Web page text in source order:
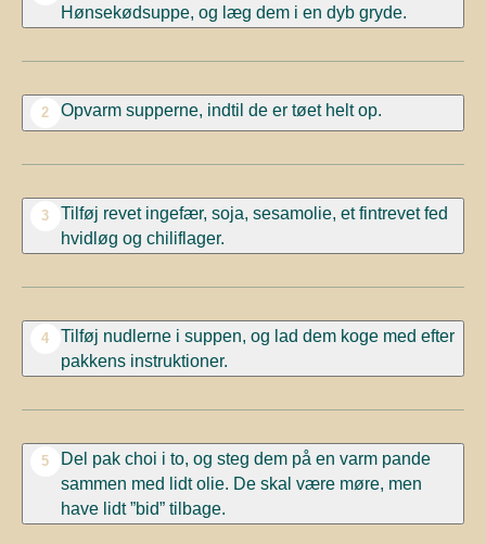
Hønsekødsuppe, og læg dem i en dyb gryde.
2 Opvarm supperne, indtil de er tøet helt op.
3
Tilføj revet ingefær, soja, sesamolie, et fintrevet fed
hvidløg og chiliflager.
4
Tilføj nudlerne i suppen, og lad dem koge med efter
pakkens instruktioner.
5
Del pak choi i to, og steg dem på en varm pande
sammen med lidt olie. De skal være møre, men
have lidt ”bid” tilbage.